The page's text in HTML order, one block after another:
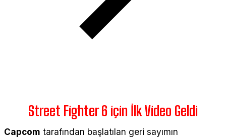
Street Fighter 6 için İlk Video Geldi
Capcom tarafından başlatılan geri sayımın